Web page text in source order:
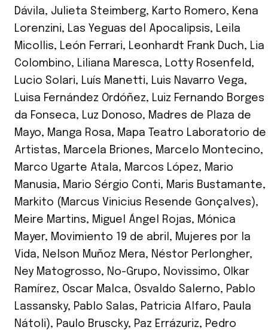
Dávila, Julieta Steimberg, Karto Romero, Kena
Lorenzini, Las Yeguas del Apocalipsis, Leila
Micollis, León Ferrari, Leonhardt Frank Duch, Lia
Colombino, Liliana Maresca, Lotty Rosenfeld,
Lucio Solari, Luís Manetti, Luis Navarro Vega,
Luisa Fernández Ordóñez, Luiz Fernando Borges
da Fonseca, Luz Donoso, Madres de Plaza de
Mayo, Manga Rosa, Mapa Teatro Laboratorio de
Artistas, Marcela Briones, Marcelo Montecino,
Marco Ugarte Atala, Marcos López, Mario
Manusia, Mario Sérgio Conti, Maris Bustamante,
Markito (Marcus Vinicius Resende Gonçalves),
Meire Martins, Miguel Ángel Rojas, Mónica
Mayer, Movimiento 19 de abril , Mujeres por la
Vida, Nelson Muñoz Mera, Néstor Perlongher,
Ney Matogrosso, No-Grupo, Novissimo, Olkar
Ramírez, Oscar Malca, Osvaldo Salerno, Pablo
Lassansky, Pablo Salas, Patricia Alfaro, Paula
Nátoli), Paulo Bruscky, Paz Errázuriz, Pedro